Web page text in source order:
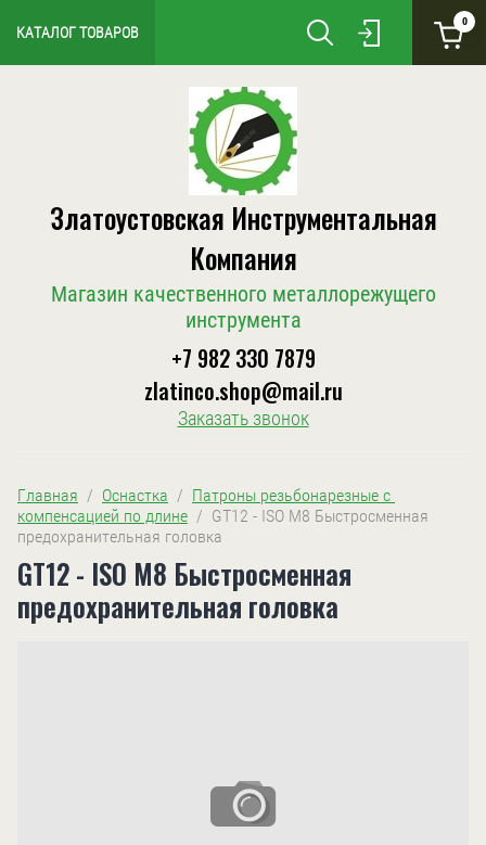
КАТАЛОГ ТОВАРОВ
0
Златоустовская Инструментальная
Компания
Магазин качественного металлорежущего
инструмента
+7 982 330 7879
zlatinco.shop@mail.ru
Заказать звонок
Главная
  /
Оснастка
  /
Патроны резьбонарезные с
компенсацией по длине
  /  GT12 - ISO M8 Быстросменная
предохранительная головка
GT12 - ISO M8 Быстросменная
предохранительная головка